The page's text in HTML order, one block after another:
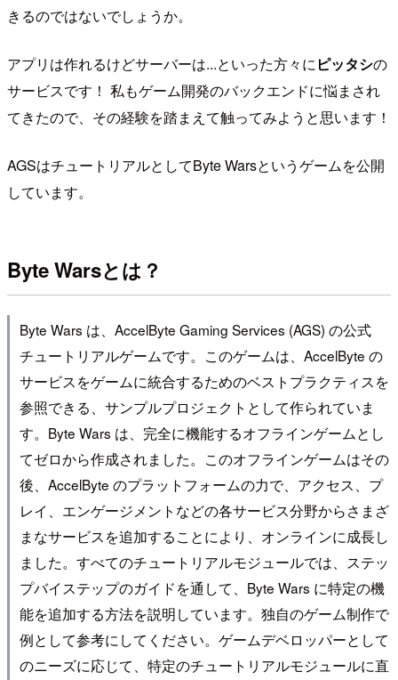
きるのではないでしょうか。
アプリは作れるけどサーバーは...といった方々に ピッタシの
サービスです！ 私もゲーム開発のバックエンドに悩まされ
てきたので、その経験を踏まえて触ってみようと思います！
AGSはチュートリアルとしてByte Warsというゲームを公開
しています。
Byte Warsとは？
Byte Wars は、AccelByte Gaming Services (AGS) の公式
チュートリアルゲームです。このゲームは、AccelByte の
サービスをゲームに統合するためのベストプラクティスを
参照できる、サンプルプロジェクトとして作られていま
す。Byte Wars は、完全に機能するオフラインゲームとし
てゼロから作成されました。このオフラインゲームはその
後、AccelByte のプラットフォームの力で、アクセス、プ
レイ、エンゲージメントなどの各サービス分野からさまざ
まなサービスを追加することにより、オンラインに成長し
ました。すべてのチュートリアルモジュールでは、ステッ
プバイステップのガイドを通して、Byte Wars に特定の機
能を追加する方法を説明しています。独自のゲーム制作で
例として参考にしてください。ゲームデベロッパーとして
のニーズに応じて、特定のチュートリアルモジュールに直